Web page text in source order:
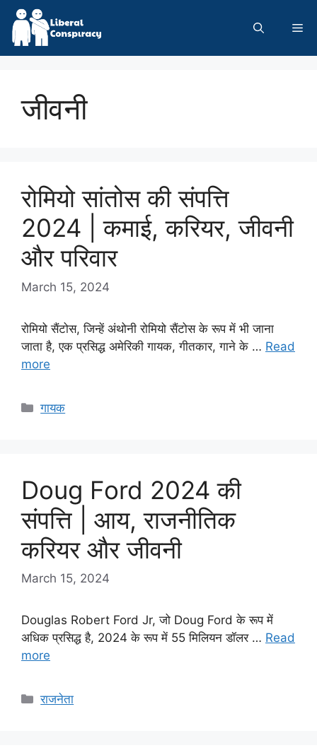
Skip
content
जीवनी
रोमियो सांतोस की संपत्ति
2024 | कमाई, करियर, जीवनी
और परिवार
March 15, 2024
रोमियो सैंटोस, जिन्हें अंथोनी रोमियो सैंटोस के रूप में भी जाना
जाता है, एक प्रसिद्ध अमेरिकी गायक, गीतकार, गाने के … Read
more
Categories
गायक
Doug Ford 2024 की
संपत्ति | आय, राजनीतिक
करियर और जीवनी
March 15, 2024
Douglas Robert Ford Jr, जो Doug Ford के रूप में
अधिक प्रसिद्ध है, 2024 के रूप में 55 मिलियन डॉलर … Read
more
Categories
राजनेता